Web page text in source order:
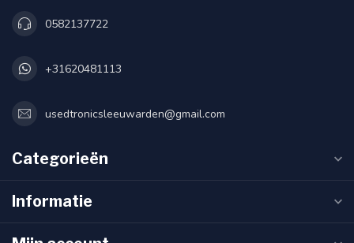
0582137722
+31620481113
usedtronicsleeuwarden@gmail.com
Categorieën
Informatie